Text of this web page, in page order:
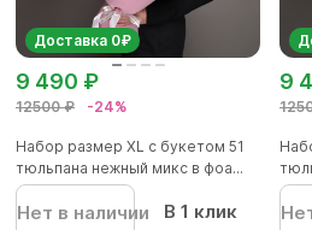
Доставка 0₽
12500 ₽ -24%
9 490 ₽
Набор размер XL с букетом 51
тюльпана нежный микс в фоа...
Нет в наличии В 1 клик
9